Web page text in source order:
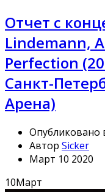
Отчет с
Lindemann,
Perfection
Санкт-
Арена)
Опубликовано
Автор Sicker
Март 10 2020
10Март